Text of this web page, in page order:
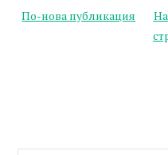
По-нова публикация